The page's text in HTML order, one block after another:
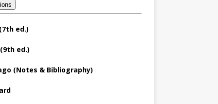
ed.)
ed.)
(Notes & Bibliography)